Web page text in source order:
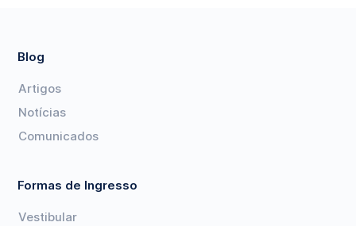
Blog
Artigos
Notícias
Comunicados
Formas de Ingresso
Vestibular